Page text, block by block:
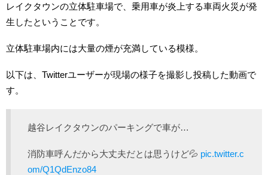
レイクタウンの立体駐車場で、乗用車が炎上する車両火災が発
生したということです。
立体駐車場内には大量の煙が充満している模様。
以下は、Twitterユーザーが現場の様子を撮影し投稿した動画で
す。
越谷レイクタウンのパーキングで車が…
消防車呼んだから大丈夫だとは思うけど💦 pic.twitter.c
om/Q1QdEnzo84